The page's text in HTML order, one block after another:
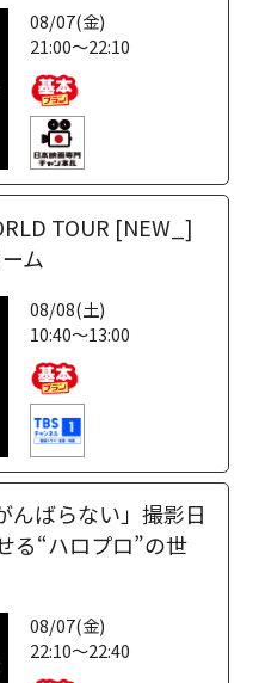
08/07(金)
21:00～22:10
TOUR [NEW_]
ム
08/08(土)
10:40～13:00
んばらない」撮影日
“ハロプロ”の世
08/07(金)
22:10～22:40